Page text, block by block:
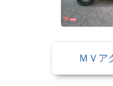
ＭＶア